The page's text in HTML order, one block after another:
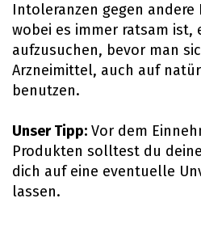
Intoleranzen gegen andere
wobei es immer ratsam ist,
aufzusuchen, bevor man
Arzneimittel, auch auf
benutzen.
Unser Tipp: Vor dem
Produkten solltest du
dich auf eine eventuelle
lassen.